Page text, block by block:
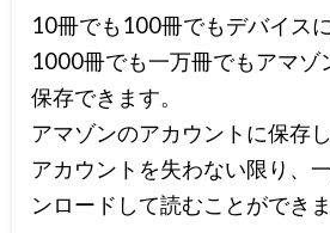
10冊でも100冊でもデバイス
1000冊でも一万冊でもアマゾ
保存できます。
アマゾンのアカウントに保存
アカウントを失わない限り、
ンロードして読むことができま